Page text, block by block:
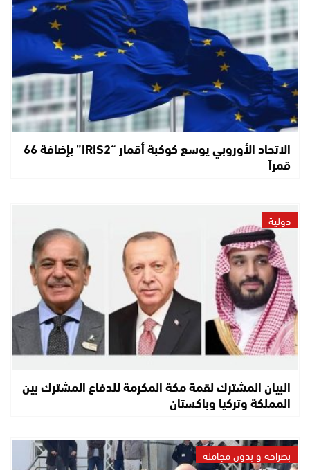
الاتحاد الأوروبي يوسع كوكبة أقمار “IRIS2” بإضافة 66
قمراً
دولية
البيان المشترك لقمة مكة المكرمة للدفاع المشترك بين
المملكة وتركيا وباكستان
بصراحة و بدون مجاملة